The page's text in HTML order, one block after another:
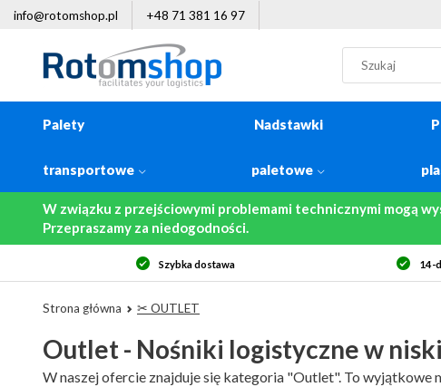
info@rotomshop.pl +48 71 381 16 97
Palety
transportowe
Nadstawki
paletowe
W związku z przejściowymi problemami technicznymi mogą
Przepraszamy za niedogodności.
14-dniowe prawo zwrotu
Strona główna ✂ OUTLET
Outlet - Nośniki logistyczne w
W naszej ofercie znajduje się kategoria "Outlet". To